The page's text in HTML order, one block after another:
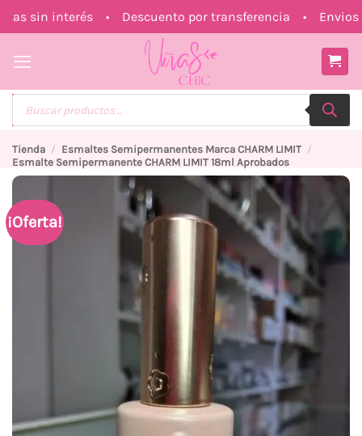
al
sin interés • Descuento por transferencia • Envios a
Búsqueda
Tienda / Esmaltes Semipermanentes Marca CHARM LIMIT /
Esmalte Semipermanente CHARM LIMIT 18ml Aprobados
¡Oferta!